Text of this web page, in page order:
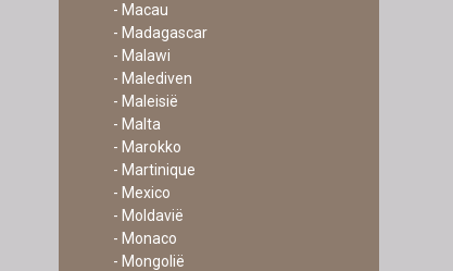
- Macau
- Madagascar
- Malawi
- Malediven
- Maleisië
- Malta
- Marokko
- Martinique
- Mexico
- Moldavië
- Monaco
- Mongolië